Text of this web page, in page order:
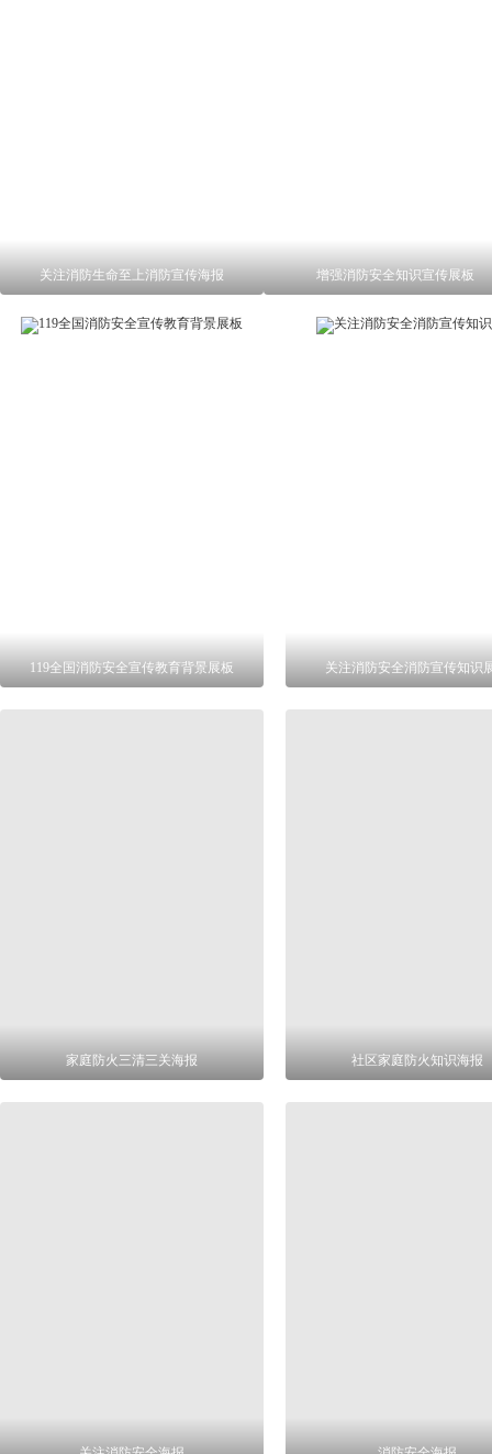
关注消防生命至上消防宣传海报 增强消防安全知识宣传展板
119全国消防安全宣传教育背景展板 关注消防安全消防宣传知识
家庭防火三清三关海报 社区家庭防火知识海报